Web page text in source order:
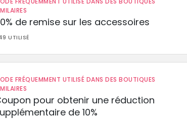
de remise sur les accessoires
UTILISÉ
FRÉQUEMMENT UTILISÉ DANS DES BOUTIQUES
pour obtenir une réduction
de 10%